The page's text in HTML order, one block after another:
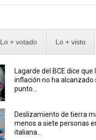
Lo + votado Lo + visto
Lagarde del BCE dice que
inflación no ha alcanzado
punto...
Deslizamiento de tierra
menos a siete personas
italiana...